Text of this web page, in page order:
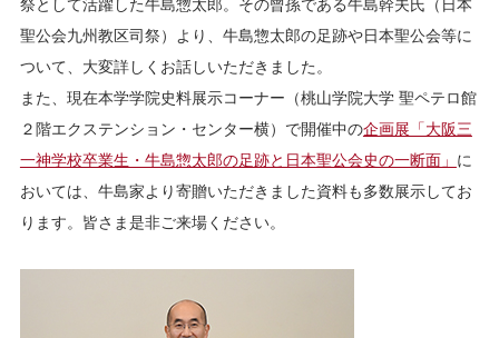
祭として活躍した牛島惣太郎。その曾孫である牛島幹夫氏（日本
聖公会九州教区司祭）より、牛島惣太郎の足跡や日本聖公会等に
ついて、大変詳しくお話しいただきました。
また、現在本学学院史料展示コーナー（桃山学院大学 聖ペテロ館
２階エクステンション・センター横）で開催中の企画展「大阪三
一神学校卒業生・牛島惣太郎の足跡と日本聖公会史の一断面」 に
おいては、牛島家より寄贈いただきました資料も多数展示してお
ります。皆さま是非ご来場ください。